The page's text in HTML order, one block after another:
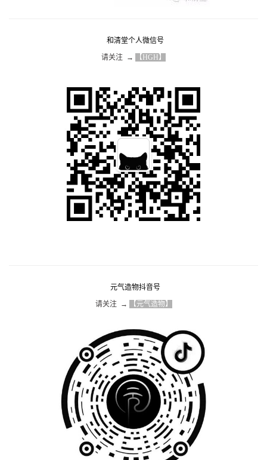
和清堂个人微信号
请关注  → 【HGH】
元气造物抖音号
请关注  → 【元气造物】